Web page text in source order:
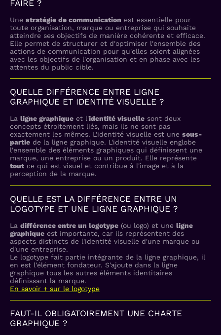
FAIRE ?
Une stratégie de communication est essentielle pour
toute organisation, marque ou entreprise qui souhaite
atteindre ses objectifs de manière cohérente et efficace.
Elle permet de structurer et d'optimiser l'ensemble des
actions de communication pour qu'elles soient alignées
avec les objectifs de l'organisation et en phase avec les
attentes du public cible.
QUELLE DIFFÉRENCE ENTRE LIGNE
GRAPHIQUE ET IDENTITÉ VISUELLE ?
La ligne graphiqueet l'identité visuellesont deux
concepts étroitement liés, mais ils ne sont pas
exactement les mêmes. L'identité visuelle est une sous-
partiede la ligne graphique. L'identité visuelle englobe
l'ensemble des éléments graphiques qui définissent une
marque, une entreprise ou un produit. Elle représente
toutce qui est visuel et contribue à l'image et à la
perception de la marque.
QUELLE EST LA DIFFÉRENCE ENTRE UN
LOGOTYPE ET UNE LIGNE GRAPHIQUE ?
La différence entre un logotype(ou logo) et une ligne
graphiqueest importante, car ils représentent des
aspects distincts de l'identité visuelle d'une marque ou
d'une entreprise.
Le logotype fait partie intégrante de la ligne graphique, il
en est l'élément fondateur. S'ajoute dans la ligne
graphique tous les autres éléments identitaires
définissant la marque.
En savoir + sur le logotype
FAUT-IL OBLIGATOIREMENT UNE CHARTE
GRAPHIQUE ?